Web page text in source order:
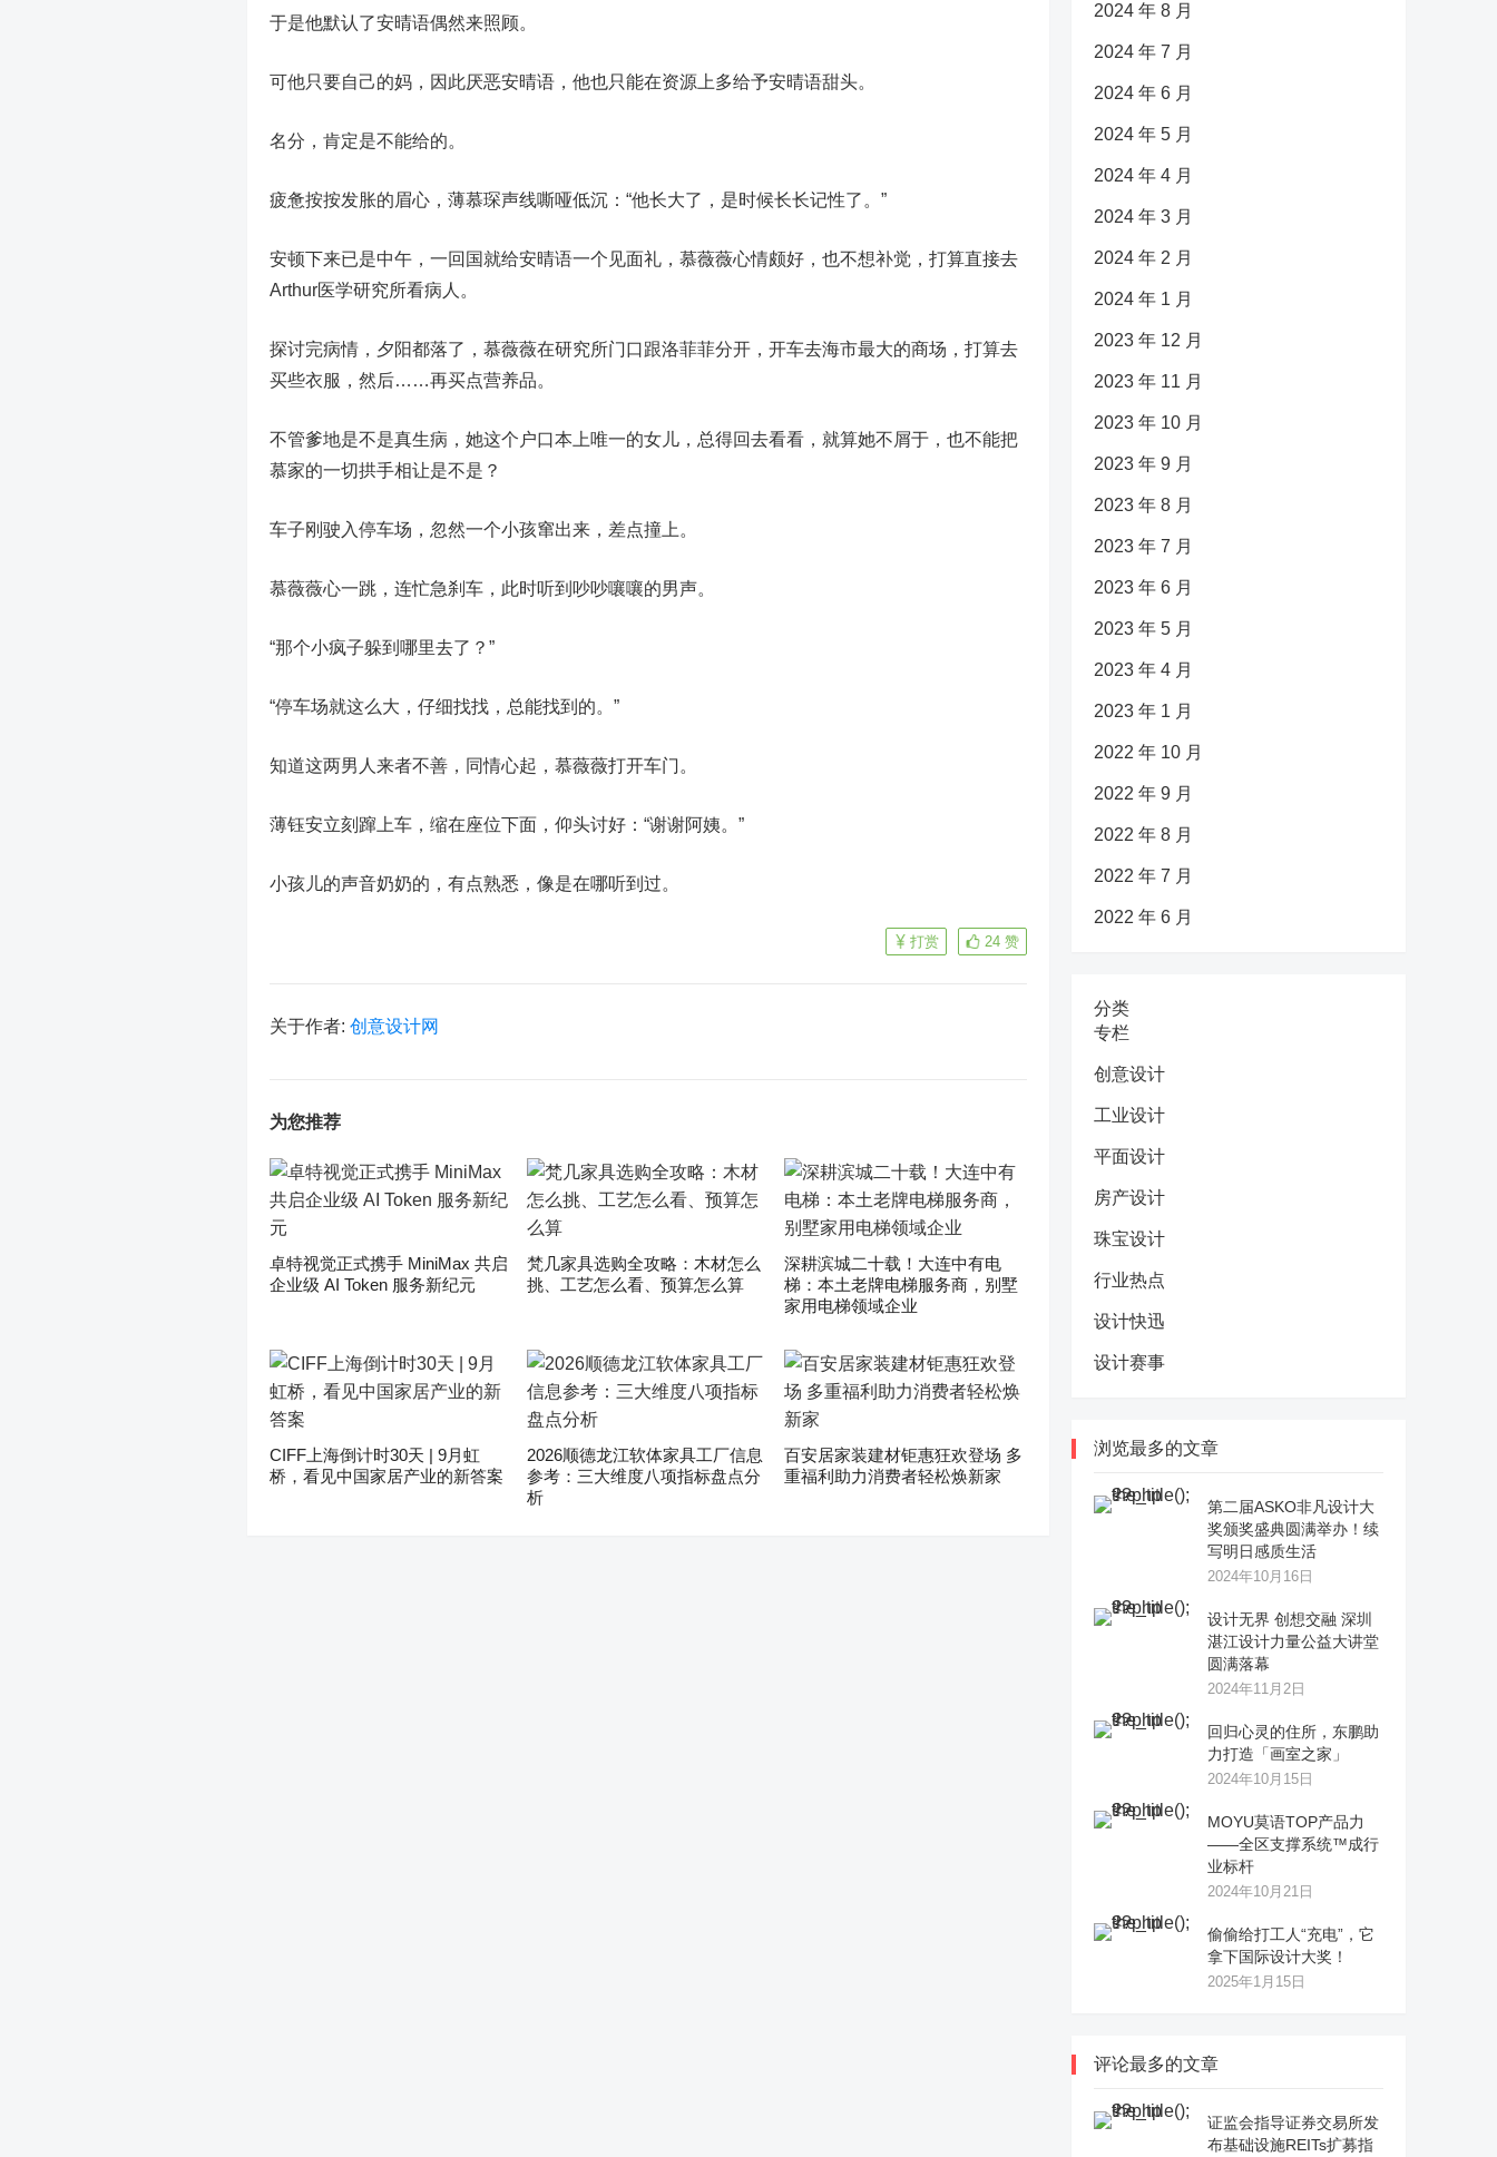
于是他默认了安晴语偶然来照顾。
可他只要自己的妈，因此厌恶安晴语，他也只能在资源上多给予安晴语甜头。
名分，肯定是不能给的。
疲惫按按发胀的眉心，薄慕琛声线嘶哑低沉：“他长大了，是时候长长记性了。”
安顿下来已是中午，一回国就给安晴语一个见面礼，慕薇薇心情颇好，也不想补觉，打算直接去
Arthur医学研究所看病人。
探讨完病情，夕阳都落了，慕薇薇在研究所门口跟洛菲菲分开，开车去海市最大的商场，打算去
买些衣服，然后……再买点营养品。
不管爹地是不是真生病，她这个户口本上唯一的女儿，总得回去看看，就算她不屑于，也不能把
慕家的一切拱手相让是不是？
车子刚驶入停车场，忽然一个小孩窜出来，差点撞上。
慕薇薇心一跳，连忙急刹车，此时听到吵吵嚷嚷的男声。
“那个小疯子躲到哪里去了？”
“停车场就这么大，仔细找找，总能找到的。”
知道这两男人来者不善，同情心起，慕薇薇打开车门。
薄钰安立刻蹿上车，缩在座位下面，仰头讨好：“谢谢阿姨。”
小孩儿的声音奶奶的，有点熟悉，像是在哪听到过。
24 赞
打赏
关于作者: 创意设计网
为您推荐
卓特视觉正式携手 MiniMax 共启
企业级 AI Token 服务新纪元
梵几家具选购全攻略：木材怎么
挑、工艺怎么看、预算怎么算
深耕滨城二十载！大连中有电
梯：本土老牌电梯服务商，别墅
家用电梯领域企业
CIFF上海倒计时30天 | 9月虹
桥，看见中国家居产业的新答案
2026顺德龙江软体家具工厂信息
参考：三大维度八项指标盘点分
析
百安居家装建材钜惠狂欢登场 多
重福利助力消费者轻松焕新家
2024 年 8 月
2024 年 7 月
2024 年 6 月
2024 年 5 月
2024 年 4 月
2024 年 3 月
2024 年 2 月
2024 年 1 月
2023 年 12 月
2023 年 11 月
2023 年 10 月
2023 年 9 月
2023 年 8 月
2023 年 7 月
2023 年 6 月
2023 年 5 月
2023 年 4 月
2023 年 1 月
2022 年 10 月
2022 年 9 月
2022 年 8 月
2022 年 7 月
2022 年 6 月
分类
专栏
创意设计
工业设计
平面设计
房产设计
珠宝设计
行业热点
设计快迅
设计赛事
浏览最多的文章
第二届ASKO非凡设计大
奖颁奖盛典圆满举办！续
写明日感质生活
2024年10月16日
设计无界 创想交融 深圳
湛江设计力量公益大讲堂
圆满落幕
2024年11月2日
回归心灵的住所，东鹏助
力打造「画室之家」
2024年10月15日
MOYU莫语TOP产品力
——全区支撑系统™成行
业标杆
2024年10月21日
偷偷给打工人“充电”，它
拿下国际设计大奖！
2025年1月15日
评论最多的文章
证监会指导证券交易所发
布基础设施REITs扩募指